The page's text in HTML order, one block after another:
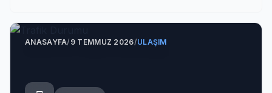
ANASAYFA/9 TEMMUZ 2026/ULAŞIM